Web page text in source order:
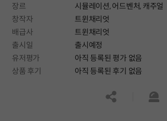
장르 시뮬레이션,어드벤처, 캐주얼
창작자
트윈채리엇
배급사
트윈채리엇
출시일
출시예정
유저평가
아직 등록된 평가 없음
상품 후기
아직 등록된 후기 없음
공유하기
신